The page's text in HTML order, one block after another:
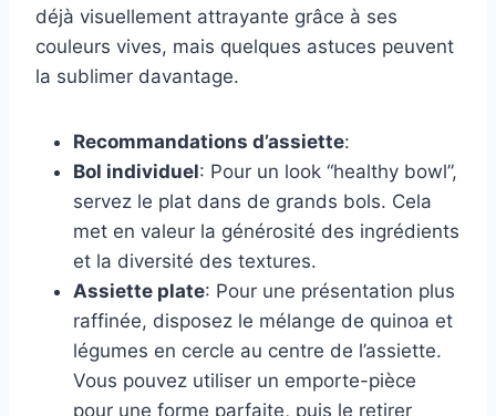
déjà visuellement attrayante grâce à ses
couleurs vives, mais quelques astuces peuvent
la sublimer davantage.
Recommandations d’assiette:
Bol individuel: Pour un look “healthy bowl”,
servez le plat dans de grands bols. Cela
met en valeur la générosité des ingrédients
et la diversité des textures.
Assiette plate: Pour une présentation plus
raffinée, disposez le mélange de quinoa et
légumes en cercle au centre de l’assiette.
Vous pouvez utiliser un emporte-pièce
pour une forme parfaite, puis le retirer